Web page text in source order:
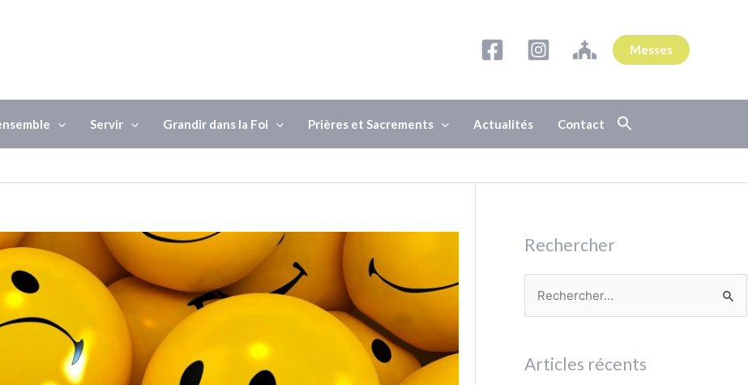
Messes
Servir Grandir dans la Foi Prières et Sacrements Actualités Contact
Rechercher
Articles récents